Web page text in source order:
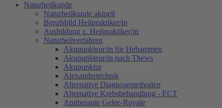
Naturheilkunde
Naturheilkunde aktuell
Berufsbild Heilpraktiker/in
Ausbildung z. Heilpraktiker/in
Naturheilverfahren
Akupunkteur/in für Hebammen
Akupunkteur/in nach Thews
Akupunktur
Alexandertechnik
Alternative Diagnosemethoden
Alternative Krebsbehandlung - ECT
Apitherapie Gelee-Royale